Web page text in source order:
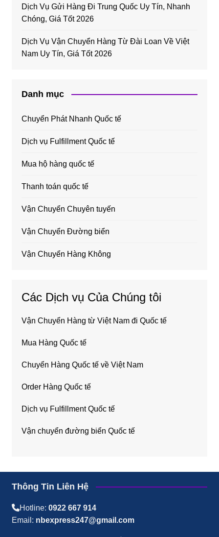
Dịch Vụ Gửi Hàng Đi Trung Quốc Uy Tín, Nhanh
Chóng, Giá Tốt 2026
Dịch Vụ Vận Chuyển Hàng Từ Đài Loan Về Việt
Nam Uy Tín, Giá Tốt 2026
Danh mục
Chuyển Phát Nhanh Quốc tế
Dịch vụ Fulfillment Quốc tế
Mua hộ hàng quốc tế
Thanh toán quốc tế
Vận Chuyển Chuyên tuyến
Vận Chuyển Đường biển
Vận Chuyển Hàng Không
Các Dịch vụ Của Chúng tôi
Vận Chuyển Hàng từ Việt Nam đi Quốc tế
Mua Hàng Quốc tế
Chuyển Hàng Quốc tế về Việt Nam
Order Hàng Quốc tế
Dịch vụ Fulfillment Quốc tế
Vận chuyển đường biển Quốc tế
Thông Tin Liên Hệ
Hotline: 0922 667 914
Email: nbexpress247@gmail.com